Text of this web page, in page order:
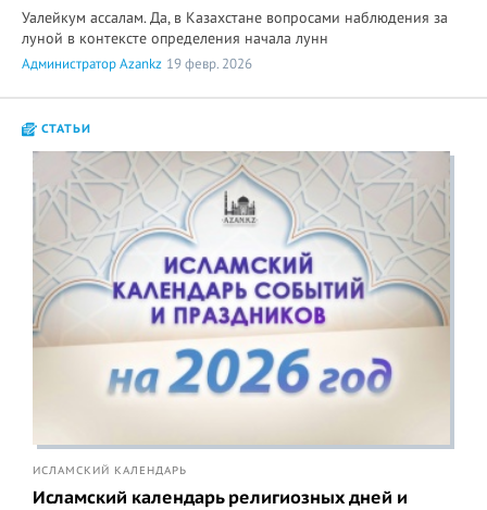
Уалейкум ассалам. Да, в Казахстане вопросами наблюдения за
луной в контексте определения начала лунн
Администратор Azankz 19 февр. 2026
СТАТЬИ
ИСЛАМСКИЙ КАЛЕНДАРЬ
Исламский календарь религиозных дней и